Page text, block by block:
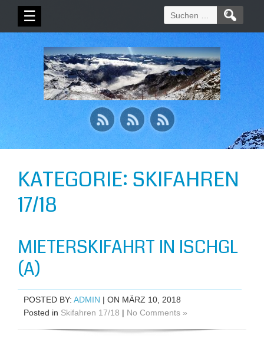
☰
Suchen
nach:
KATEGORIE: SKIFAHREN
17/18
MIETERSKIFAHRT IN ISCHGL
(A)
POSTED BY: ADMIN | ON MÄRZ 10, 2018
Posted in Skifahren 17/18 | No Comments »